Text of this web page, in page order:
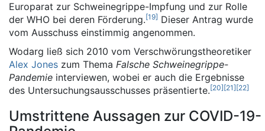
Europarat zur Schweinegrippe-Impfung und zur Rolle
der WHO bei deren Förderung.[19] Dieser Antrag wurde
vom Ausschuss einstimmig angenommen.
Wodarg ließ sich 2010 vom Verschwörungstheoretiker
Alex Jones zum Thema Falsche Schweinegrippe-
Pandemie interviewen, wobei er auch die Ergebnisse
des Untersuchungsausschusses präsentierte.[20][21][22]
Umstrittene Aussagen zur COVID-19-